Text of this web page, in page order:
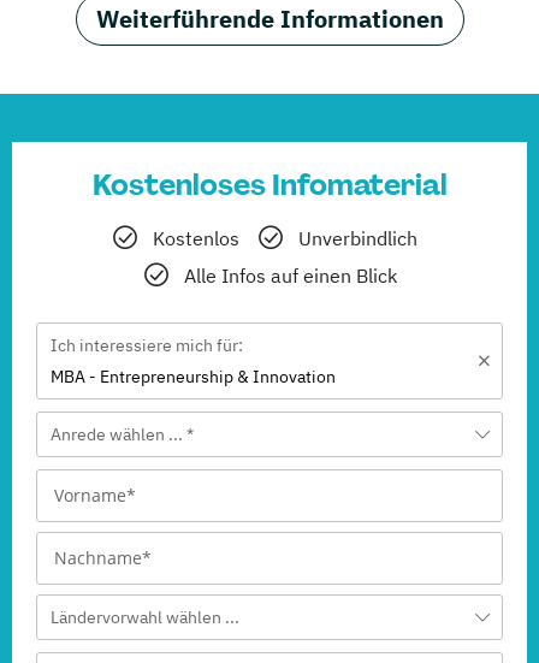
Weiterführende Informationen
Kostenloses Infomaterial
Kostenlos
Unverbindlich
Alle Infos auf einen Blick
Ich interessiere mich für:
MBA - Entrepreneurship & Innovation
Anrede wählen ... *
Ländervorwahl wählen ...